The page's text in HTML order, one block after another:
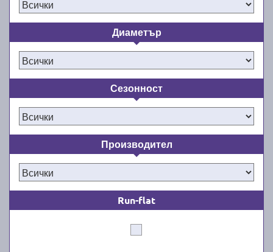
Диаметър
Сезонност
Производител
Run-flat